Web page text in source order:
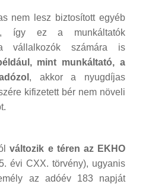
nem lesz biztosított egyéb
így ez a munkáltatók
vállalkozók számára is
mint munkáltató, a
, akkor a nyugdíjas
kifizetett bér nem növeli
változik e téren az EKHO
évi CXX. törvény), ugyanis
az adóév 183 napját